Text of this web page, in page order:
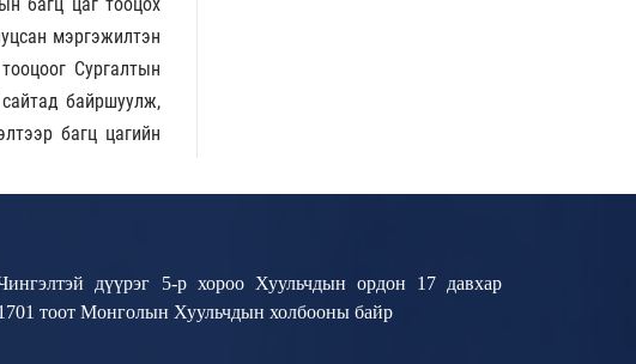
мэргэжилтэн
Сургалтын
байршуулж,
багц цагийн
дүүрэг 5-р хороо Хуульчдын ордон 17 давхар
тоот Монголын Хуульчдын холбооны байр